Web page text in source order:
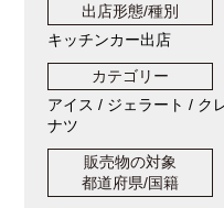
出店形態/種別
キッチンカー出店
カテゴリー
アイス / ジェラート / ク
ナツ
販売物の対象
都道府県/国籍